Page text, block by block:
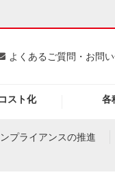
スト化 各
よくあるご質問・お問
プライアンスの推進